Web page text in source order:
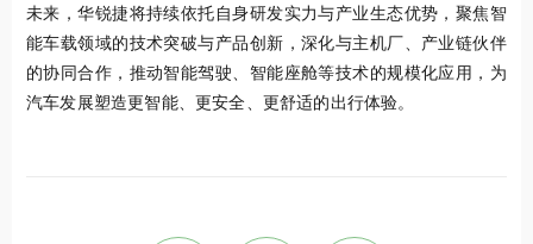
未来，华锐捷将持续依托自身研发实力与产业生态优势，聚焦智
能车载领域的技术突破与产品创新，深化与主机厂、产业链伙伴
的协同合作，推动智能驾驶、智能座舱等技术的规模化应用，为
汽车发展塑造更智能、更安全、更舒适的出行体验。